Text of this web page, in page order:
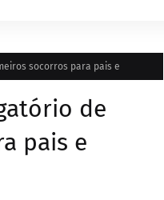
socorros para pais e
de
pais e